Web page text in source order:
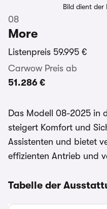
Bild dient der
08
More
Listenpreis 59.995 €
Carwow Preis ab
51.286 €
Das Modell 08-2025 in
steigert Komfort und
Assistenten und bietet
effizienten Antrieb und
Tabelle der